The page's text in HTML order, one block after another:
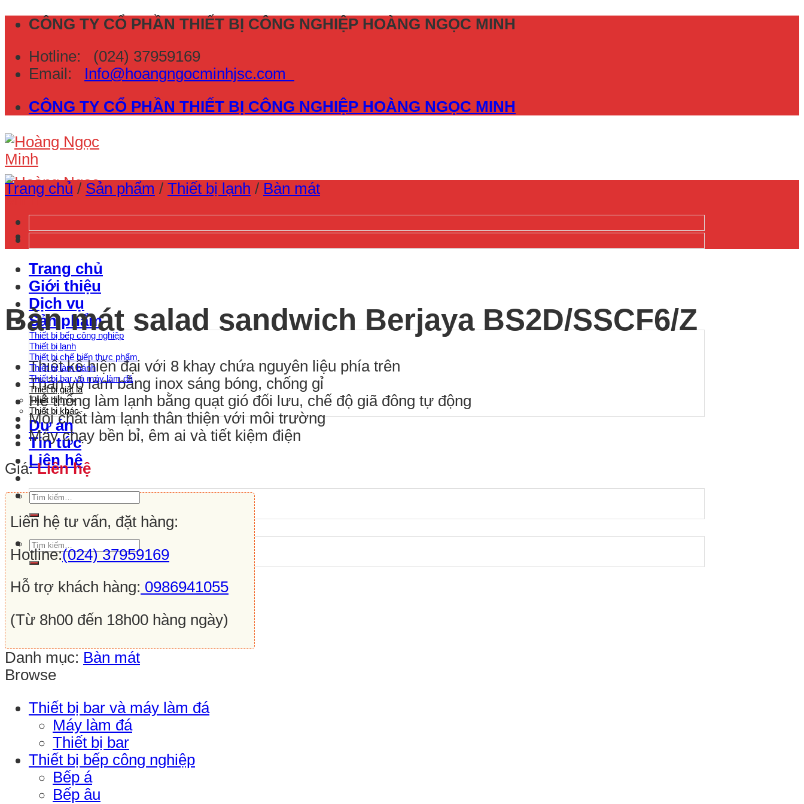
Skip
content
CÔNG TY CỔ PHẦN THIẾT BỊ CÔNG NGHIỆP HOÀNG NGỌC MINH
Hotline: (024) 37959169
Email: Info@hoangngocminhjsc.com
CÔNG TY CỔ PHẦN THIẾT BỊ CÔNG NGHIỆP HOÀNG NGỌC MINH
Trang chủ
Giới thiệu
Dịch vụ
Sản phẩm
Thiết bị bếp công nghiệp
Thiết bị lạnh
Thiết bị chế biến thực phẩm
Thiết bị làm bánh
Thiết bị bar và máy làm đá
Thiết bị giặt là
Thiết bị Inox
Thiết bị khác
Dự án
Tin tức
Liên hệ
Tìm
kiếm:
Tìm
kiếm:
Trang chủ / Sản phẩm / Thiết bị lạnh / Bàn mát
Bàn mát salad sandwich Berjaya BS2D/SSCF6/Z
Thiết kế hiện đại với 8 khay chứa nguyên liệu phía trên
Thân vỏ làm bằng inox sáng bóng, chống gỉ
Hệ thống làm lạnh bằng quạt gió đối lưu, chế độ giã đông tự động
Môi chất làm lạnh thân thiện với môi trường
Máy chạy bền bỉ, êm ai và tiết kiệm điện
Giá:Liên hệ
Liên hệ tư vấn, đặt hàng:
Hotline:(024) 37959169
Hỗ trợ khách hàng: 0986941055
(Từ 8h00 đến 18h00 hàng ngày)
Danh mục: Bàn mát
Browse
Thiết bị bar và máy làm đá
Máy làm đá
Thiết bị bar
Thiết bị bếp công nghiệp
Bếp á
Bếp âu